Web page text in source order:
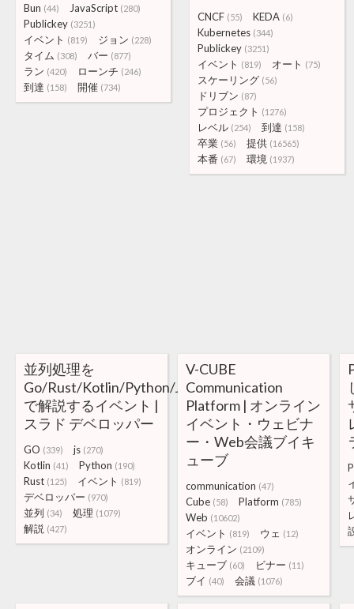
CNCF (55) KEDA (6)
Kubernetes (344)
Publickey (3251)
イベント (819) オート (75)
スケーリング (56)
ドリブン (87)
プロジェクト (1276)
レベル (254) 到達 (158)
卒業 (56) 提供 (16565)
本番 (67) 環境 (1937)
Bun (44) JavaScript (280)
Publickey (3251)
イベント (819) ジョン (228)
タイム (308) バー (877)
ラン (420) ローンチ (246)
到達 (158) 開催 (734)
並列処理を
Go/Rust/Kotlin/Python/JS
で解説するイベント |
スラド デベロッパー
GO (339) js (270)
Kotlin (41) Python (190)
Rust (125) イベント (819)
デベロッパー (970)
並列 (34) 処理 (1079)
解説 (427)
V-CUBE
Communication
Platform | オンライン
イベント・ウェビナ
ー・Web会議ブイキ
ューブ
communication (47)
Cube (58) Platform (785)
Web (10602)
イベント (819) ウェ (12)
オンライン (2109)
キューブ (60) ビナー (11)
ブイ (40) 会議 (1076)